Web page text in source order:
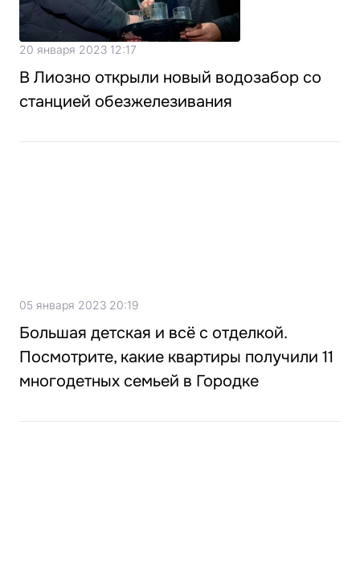
20 января 2023 12:17
В Лиозно открыли новый водозабор со
станцией обезжелезивания
05 января 2023 20:19
Большая детская и всё с отделкой.
Посмотрите, какие квартиры получили 11
многодетных семьей в Городке